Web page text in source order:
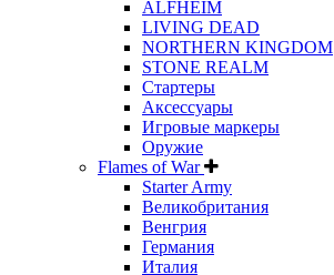
ALFHEIM
LIVING DEAD
NORTHERN KINGDOM
STONE REALM
Стартеры
Аксессуары
Игровые маркеры
Оружие
Flames of War
Starter Army
Великобритания
Венгрия
Германия
Италия